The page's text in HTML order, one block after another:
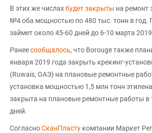
В этих же числахбудет закрыты на
№4 оба мощностью по 480 тыс. тонн в год.
займет около 45-60 дней до 6-10 марта 2019
Ранеесообщалось, что Borouge также
января 2019 года закрыть крекинг-
(Ruwais, ОАЭ) на плановые ремонтные
установка мощностью 1,5 млн тонн этилена
закрыта на плановые ремонтные работы в
дней.
СогласноСканПласту компании Маркет